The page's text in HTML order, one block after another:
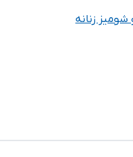
شومیز زنانه